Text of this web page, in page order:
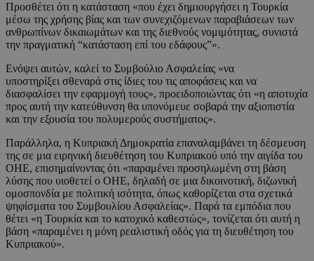
Προσθέτει ότι η κατάσταση «που έχει δημιουργήσει η Τουρκία
μέσω της χρήσης βίας και των συνεχιζόμενων παραβιάσεων των
ανθρωπίνων δικαιωμάτων και της διεθνούς νομιμότητας, συνιστά
την πραγματική “κατάσταση επί του εδάφους”».
Ενόψει αυτών, καλεί το Συμβούλιο Ασφαλείας «να
υποστηρίξει σθεναρά στις ίδιες του τις αποφάσεις και να
διασφαλίσει την εφαρμογή τους», προειδοποιώντας ότι «η αποτυχία
προς αυτή την κατεύθυνση θα υπονόμευε σοβαρά την αξιοπιστία
και την εξουσία του πολυμερούς συστήματος».
Παράλληλα, η Κυπριακή Δημοκρατία επαναλαμβάνει τη δέσμευση
της σε μια ειρηνική διευθέτηση του Κυπριακού υπό την αιγίδα του
ΟΗΕ, επισημαίνοντας ότι «παραμένει προσηλωμένη στη βάση
λύσης που υιοθετεί ο ΟΗΕ, δηλαδή σε μια δικοινοτική, διζωνική
ομοσπονδία με πολιτική ισότητα, όπως καθορίζεται στα σχετικά
ψηφίσματα του Συμβουλίου Ασφαλείας». Παρά τα εμπόδια που
θέτει «η Τουρκία και το κατοχικό καθεστώς», τονίζεται ότι αυτή η
βάση «παραμένει η μόνη ρεαλιστική οδός για τη διευθέτηση του
Κυπριακού».